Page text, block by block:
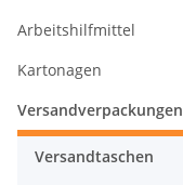
Arbeitshilfmittel
Kartonagen
Versandverpackungen
Versandtaschen